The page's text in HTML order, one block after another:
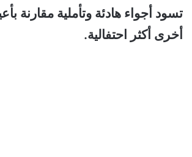
تسود أجواء هادئة وتأملية مقارنة
أخرى أكثر احتفالية.